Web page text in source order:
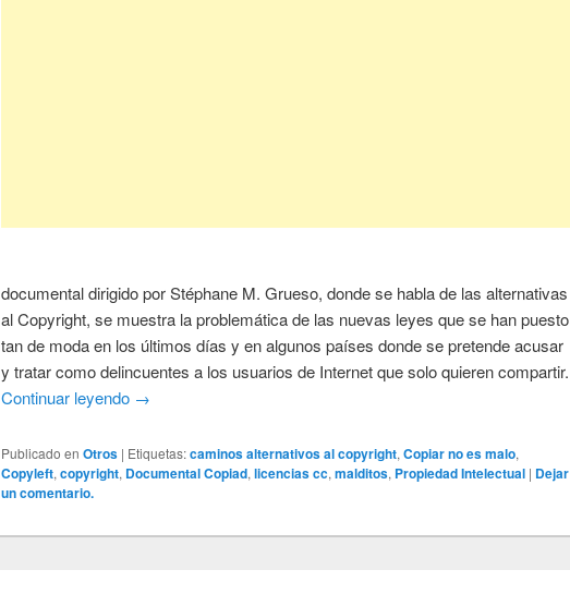
documental dirigido por Stéphane M. Grueso, donde se habla de las alternativas
al Copyright, se muestra la problemática de las nuevas leyes que se han puesto
tan de moda en los últimos días y en algunos países donde se pretende acusar
y tratar como delincuentes a los usuarios de Internet que solo quieren compartir.
Continuar leyendo →
Publicado en Otros | Etiquetas:caminos alternativos al copyright,Copiar no es malo,
Copyleft,copyright, Documental Copiad,licencias cc,malditos, Propiedad Intelectual | Dejar
un comentario.